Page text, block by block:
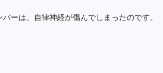
ーは、自律神経が傷んでしまったのです。